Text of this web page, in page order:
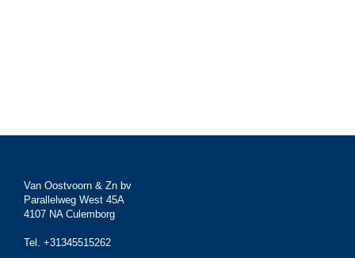
Van Oostvoorn & Zn bv
Parallelweg West 45A
4107 NA Culemborg
Tel. +31345515262